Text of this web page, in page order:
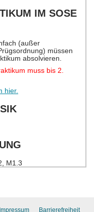
Impressum Barrierefreiheit